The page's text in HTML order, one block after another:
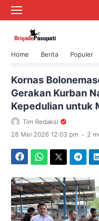
Home Berita Populer
›
Kornas
Gerakan Kurban
Kepedulian untuk
Tim Redaksi
28 Mei 2026 12:03 pm . 2